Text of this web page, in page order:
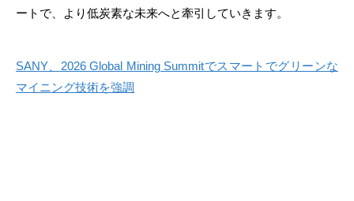
ートで、より低炭素な未来へと牽引していきます。
SANY、2026 Global Mining Summitでスマートでグリーンな
マイニング技術を強調